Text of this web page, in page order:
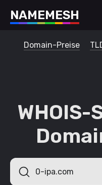
NAMEMESH
Domain-Preise